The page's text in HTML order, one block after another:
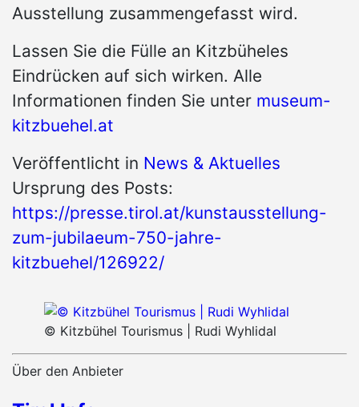
Ausstellung zusammengefasst wird.
Lassen Sie die Fülle an Kitzbüheles
Eindrücken auf sich wirken. Alle
Informationen finden Sie unter museum-
kitzbuehel.at
Veröffentlicht in News & Aktuelles
Ursprung des Posts:
https://presse.tirol.at/kunstausstellung-
zum-jubilaeum-750-jahre-
kitzbuehel/126922/
© Kitzbühel Tourismus | Rudi Wyhlidal
Über den Anbieter